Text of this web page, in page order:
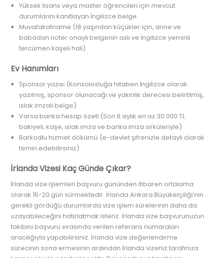
Yüksek lisans veya master öğrencileri için mevcut
durumlarını kanıtlayan İngilizce belge
Muvafakatname (18 yaşından küçükler için, anne ve
babadan noter onaylı belgenin aslı ve İngilizce yeminli
tercümen kaşeli hali)
Ev Hanımları
Sponsor yazısı (Konsolosluğa hitaben İngilizce olarak
yazılmış, sponsor olunacağı ve yakınlık derecesi belirtilmiş,
ıslak imzalı belge)
Varsa banka hesap özeti (Son 6 aylık en az 30.000 TL
bakiyeli, kaşe, ıslak imza ve banka imza sirküleriyle)
Barkodlu hizmet dökümü (e-devlet şifrenizle detaylı olarak
temin edebilirsiniz)
İrlanda Vizesi Kaç Günde Çıkar?
İrlanda vize işlemleri başvuru gününden itibaren ortalama
olarak 15-20 gün sürmektedir. İrlanda Ankara Büyükelçiliği’nin
gerekli gördüğü durumlarda vize işlem sürelerinin daha da
uzayabileceğini hatırlatmak isteriz. İrlanda vize başvurunuzun
takibini başvuru sırasında verilen referans numaraları
aracılığıyla yapabilirsiniz. İrlanda vize değerlendirme
sürecinin sona ermesinin ardından İrlanda vizeniz tarafınıza